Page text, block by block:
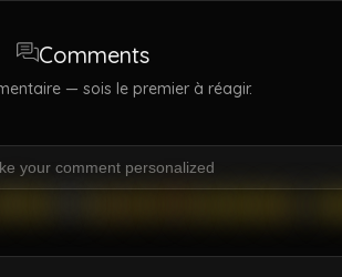
Comments
— sois le premier à réagir.